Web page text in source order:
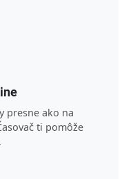
presne ako na
ti pomôže